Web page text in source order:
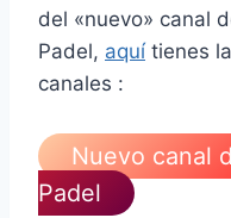
del «nuevo» canal
Padel, aquítienes
canales :
Nuevo canal
Padel